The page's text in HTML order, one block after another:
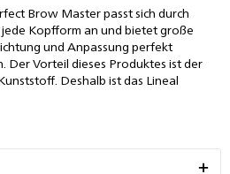
Brow Master passt sich durch
Kopfform an und bietet große
und Anpassung perfekt
Der Vorteil dieses Produktes ist der
Deshalb ist das Lineal